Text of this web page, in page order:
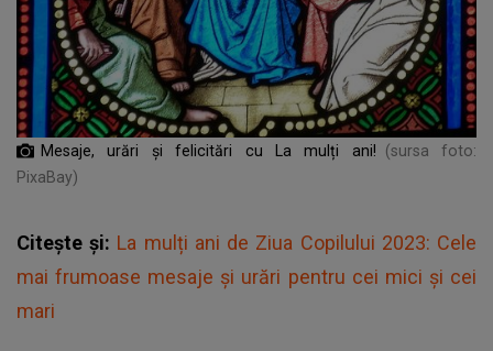
Mesaje, urări și felicitări cu La mulți ani!
(sursa foto:
PixaBay)
Citește și: La mulți ani de Ziua Copilului 2023: Cele
mai frumoase mesaje și urări pentru cei mici și cei
mari